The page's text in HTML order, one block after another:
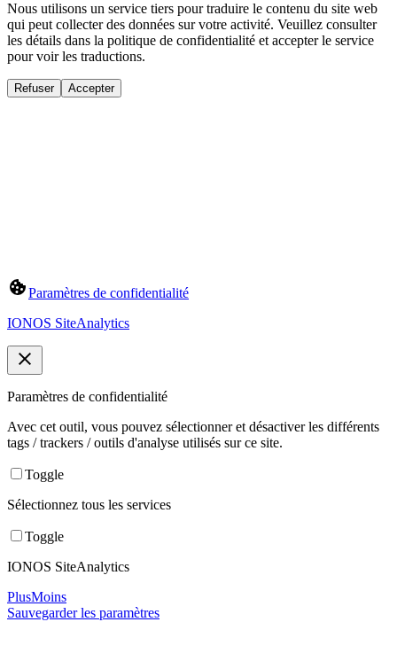
Nous utilisons un service tiers pour traduire le contenu du site web
qui peut collecter des données sur votre activité. Veuillez consulter
les détails dans la politique de confidentialité et accepter le service
pour voir les traductions.
Refuser Accepter
Paramètres de confidentialité
IONOS SiteAnalytics
Paramètres de confidentialité
Avec cet outil, vous pouvez sélectionner et désactiver les différents
tags / trackers / outils d'analyse utilisés sur ce site.
Toggle
Sélectionnez tous les services
Toggle
IONOS SiteAnalytics
PlusMoins
Sauvegarder les paramètres